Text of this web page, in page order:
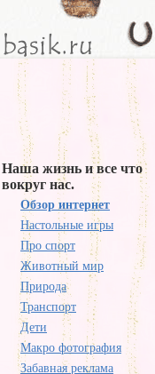
Наша жизнь и все что
вокруг нас.
Обзор интернет
Настольные игры
Про спорт
Животный мир
Природа
Транспорт
Дети
Макро фотография
Забавная реклама